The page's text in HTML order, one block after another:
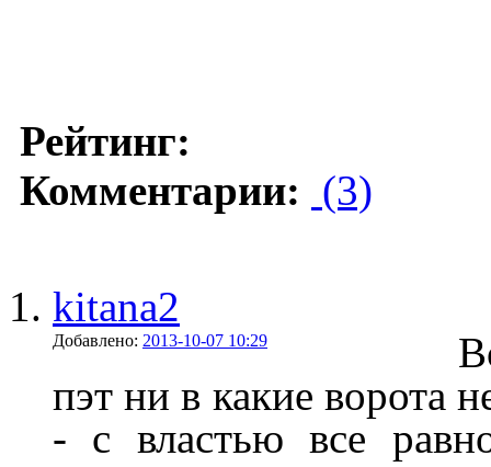
Рейтинг:
Комментарии: (3)
kitana2
Добавлено: 2013-10-07 10:29
пэт ни в какие ворота
- с властью все